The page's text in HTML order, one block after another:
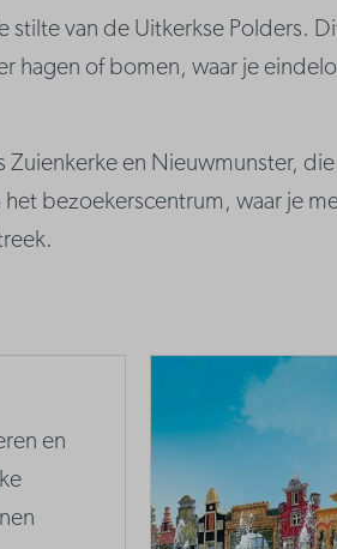
stilte van de Uitkerkse Polders.
hagen of bomen, waar je
Zuienkerke en Nieuwmunster, die
bezoekerscentrum, waar je
en